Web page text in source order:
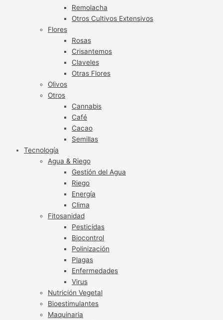
Remolacha
Otros Cultivos Extensivos
Flores
Rosas
Crisantemos
Claveles
Otras Flores
Olivos
Otros
Cannabis
Café
Cacao
Semillas
Tecnología
Agua & Riego
Gestión del Agua
Riego
Energía
Clima
Fitosanidad
Pesticidas
Biocontrol
Polinización
Plagas
Enfermedades
Virus
Nutrición Vegetal
Bioestimulantes
Maquinaria